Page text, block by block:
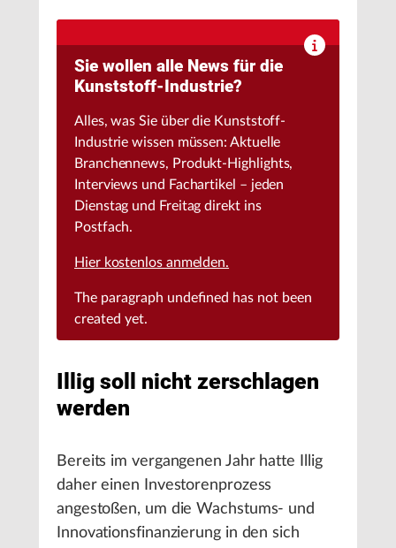
Sie wollen alle News für die
Kunststoff-Industrie?
Alles, was Sie über die Kunststoff-
Industrie wissen müssen: Aktuelle
Branchennews, Produkt-Highlights,
Interviews und Fachartikel – jeden
Dienstag und Freitag direkt ins
Postfach.
Hier kostenlos anmelden.
The paragraph undefined has not been
created yet.
Illig soll nicht zerschlagen
werden
Bereits im vergangenen Jahr hatte Illig
daher einen Investorenprozess
angestoßen, um die Wachstums- und
Innovationsfinanzierung in den sich